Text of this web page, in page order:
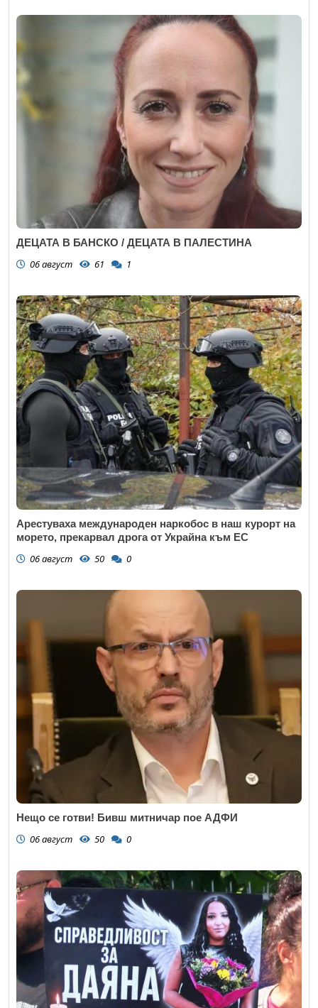
ДЕЦАТА В БАНСКО / ДЕЦАТА В ПАЛЕСТИНА
06 август 61 1
Арестуваха международен наркобос в наш курорт на
морето, прекарвал дрога от Украйна към ЕС
06 август 50 0
Нещо се готви! Бивш митничар пое АДФИ
06 август 50 0